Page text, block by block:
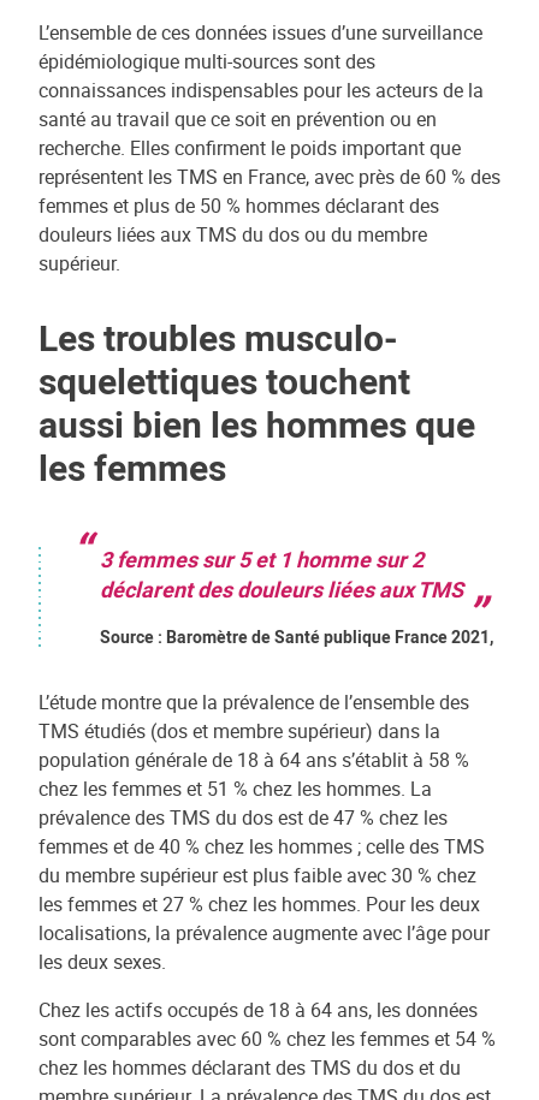
L’ensemble de ces données issues d’une surveillance
épidémiologique multi-sources sont des
connaissances indispensables pour les acteurs de la
santé au travail que ce soit en prévention ou en
recherche. Elles confirment le poids important que
représentent les TMS en France, avec près de 60 % des
femmes et plus de 50 % hommes déclarant des
douleurs liées aux TMS du dos ou du membre
supérieur.
Les troubles musculo-
squelettiques touchent
aussi bien les hommes que
les femmes
3 femmes sur 5 et 1 homme sur 2
déclarent des douleurs liées aux TMS
Source : Baromètre de Santé publique France 2021,
L’étude montre que la prévalence de l’ensemble des
TMS étudiés (dos et membre supérieur) dans la
population générale de 18 à 64 ans s’établit à 58 %
chez les femmes et 51 % chez les hommes. La
prévalence des TMS du dos est de 47 % chez les
femmes et de 40 % chez les hommes ; celle des TMS
du membre supérieur est plus faible avec 30 % chez
les femmes et 27 % chez les hommes. Pour les deux
localisations, la prévalence augmente avec l’âge pour
les deux sexes.
Chez les actifs occupés de 18 à 64 ans, les données
sont comparables avec 60 % chez les femmes et 54 %
chez les hommes déclarant des TMS du dos et du